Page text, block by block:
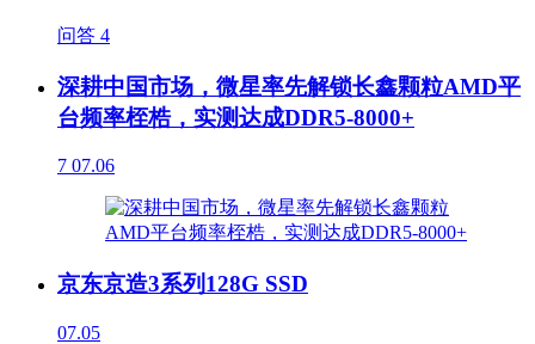
问答 4
深耕中国市场，微星率先解锁长鑫颗粒AMD平
台频率桎梏，实测达成DDR5-8000+
7 07.06
京东京造3系列128G SSD
07.05